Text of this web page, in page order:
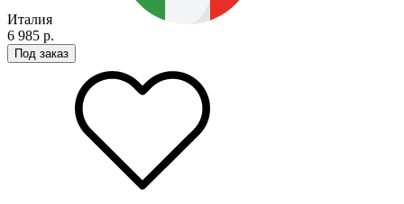
Италия
6 985 р.
Под заказ